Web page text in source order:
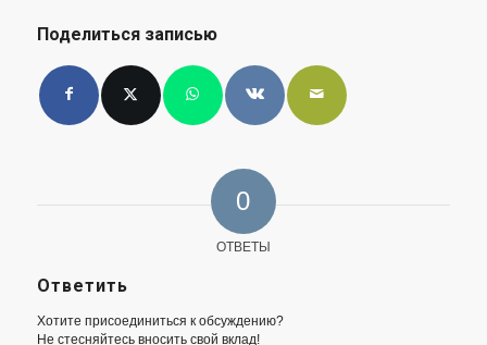
Поделиться записью
0
ОТВЕТЫ
Ответить
Хотите присоединиться к обсуждению?
Не стесняйтесь вносить свой вклад!